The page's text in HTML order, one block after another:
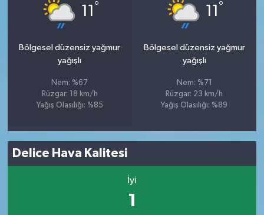
11 °
Bölgesel düzensiz yağmur
yağışlı
Nem: %67
Rüzgar: 18 km/h
Yağış Olasılığı: %85
11 °
Bölgesel düzensiz yağmur
yağışlı
Nem: %71
Rüzgar: 23 km/h
Yağış Olasılığı: %89
Delice Hava Kalitesi
İyi
1